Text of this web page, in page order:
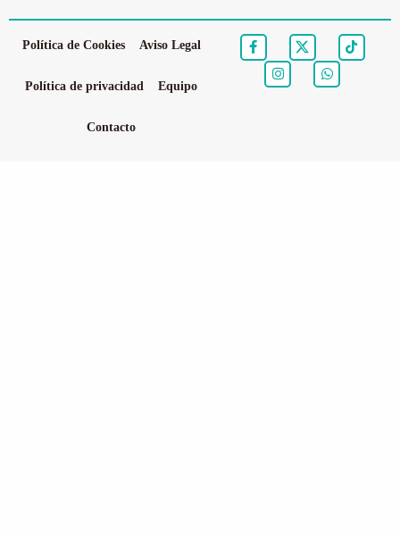
Política de Cookies Aviso Legal
Política de privacidad Equipo
Contacto